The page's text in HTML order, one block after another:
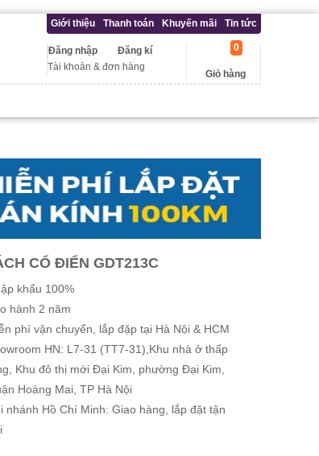
Giới thiệu Thanh toán Khuyến mãi Tin tức
Đăng kí
Đăng nhập
Tài khoản & đơn hàng
Giỏ hàng
0
CỔ ĐIỂN GDT213C
khẩu 100%
hành 2 năm
phí vận chuyển, lắp đặp tại Hà Nội & HCM
HN: L7-31 (TT7-31),Khu nhà ở thấp
Khu đô thị mới Đại Kim, phường Đại Kim,
Hoàng Mai, TP Hà Nội
nhánh Hồ Chí Minh: Giao hàng, lắp đặt tận